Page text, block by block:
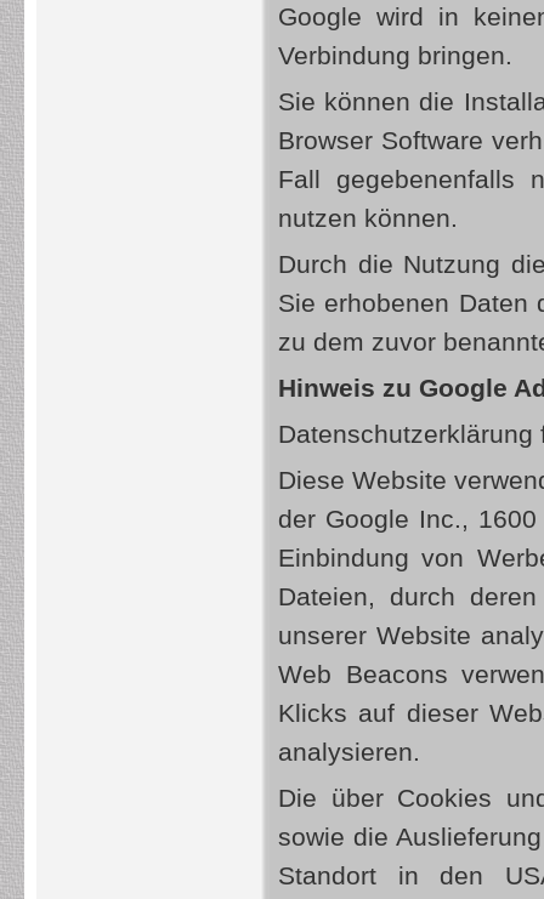
Google wird in
Verbindung bringen.
Sie können die
Browser Software
Fall gegebenenfalls
nutzen können.
Durch die Nutzung
Sie erhobenen Daten
zu dem zuvor
Hinweis zu Google
Datenschutzerklärung
Diese Website
der Google Inc.,
Einbindung von
Dateien, durch
unserer Website
Web Beacons
Klicks auf dieser
analysieren.
Die über Cookies
sowie die
Standort in den